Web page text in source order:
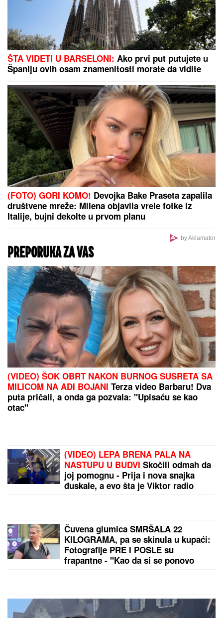
ŠTA VIDETI U BARSELONI: Ako prvi put putujete u
Španiju ovih osam znamenitosti morate da vidite
(FOTO) GORI KOMO! Devojka Bake Praseta zapalila
društvene mreže: Milena objavila vrele fotke iz
Italije, bujni dekolte u prvom planu
by Aklamator
PREPORUKA ZA VAS
(VIDEO) ŠOK OBRT NAKON BURNOG SUSRETA SA
MILICOM NA ADI BOJANI Terza video Barbaru! Dva
puta pričali, a onda ga pozvala: "Upisaću se kao
otac"
(VIDEO) LEPA BRENA PALA NA
NASTUPU U BUDVI Skočili odmah da
joj pomognu - Prija i nova snajka
đuskale, a evo šta je Viktor radio
Čuvena glumica SMRŠALA 22
KILOGRAMA, pa se skinula u kupaći:
Fotografije PRE I POSLE su
frapantne - "Kao da si se ponovo